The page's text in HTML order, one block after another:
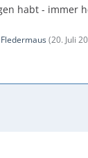
habt - immer
Fledermaus(20. Juli